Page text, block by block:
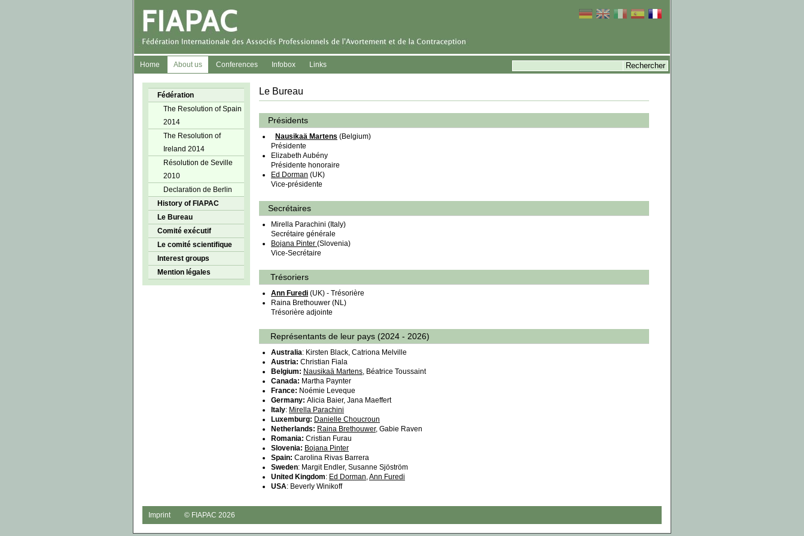
Home About us Conferences Infobox Links
Fédération
The Resolution of Spain
2014
The Resolution of
Ireland 2014
Résolution de Seville
2010
Declaration de Berlin
History of FIAPAC
Le Bureau
Comité exécutif
Le comité scientifique
Interest groups
Mention légales
Le Bureau
Présidents
Nausikaä Martens (Belgium)
Présidente
Elizabeth Aubény
Présidente honoraire
Ed Dorman (UK)
Vice-présidente
Secrétaires
Mirella Parachini (Italy)
Secrétaire générale
Bojana Pinter (Slovenia)
Vice-Secrétaire
Trésoriers
Ann Furedi (UK) - Trésorière
Raina Brethouwer (NL)
Trésorière adjointe
Représentants de leur pays (2024 - 2026)
Australia: Kirsten Black, Catriona Melville
Austria: Christian Fiala
Belgium: Nausikaä Martens, Béatrice Toussaint
Canada: Martha Paynter
France: Noémie Leveque
Germany: Alicia Baier, Jana Maeffert
Italy: Mirella Parachini
Luxemburg: Danielle Choucroun
Netherlands: Raina Brethouwer, Gabie Raven
Romania: Cristian Furau
Slovenia: Bojana Pinter
Spain: Carolina Rivas Barrera
Sweden: Margit Endler, Susanne Sjöström
United Kingdom: Ed Dorman,Ann Furedi
USA: Beverly Winikoff
Imprint © FIAPAC 2026